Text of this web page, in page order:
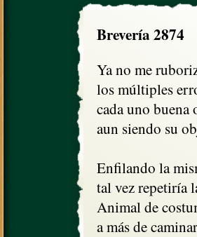
Brevería 2874
Ya no me
los múltiples
cada uno buena
aun siendo su
Enfilando la
tal vez repetiría
Animal de
a más de